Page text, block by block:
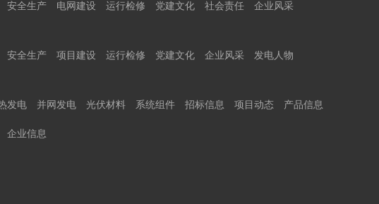
安全生产 电网建设 运行检修 党建文化 社会责任
企业风采
安全生产 项目建设 运行检修 党建文化 企业风采
发电人物
发电 并网发电 光伏材料 系统组件 招标信息 项目动态 产品信息
企业信息